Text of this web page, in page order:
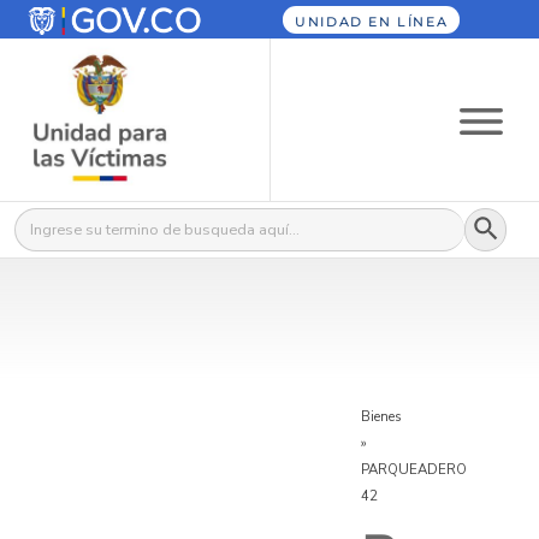
UNIDAD EN LÍNEA
Buscar: Botón
Bienes
»
PARQUEADERO
42